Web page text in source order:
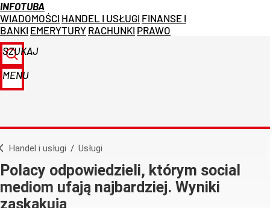
INFOTUBA
WIADOMOŚCI HANDEL I USŁUGI FINANSE I
BANKI EMERYTURY RACHUNKI PRAWO
SZUKAJ
MENU
Handel i usługi / Usługi
Polacy odpowiedzieli, którym social
mediom ufają najbardziej. Wyniki
zaskakują